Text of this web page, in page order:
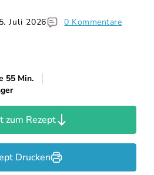
5. Juli 2026 0 Kommentare
55 Min.
zum Rezept
Drucken